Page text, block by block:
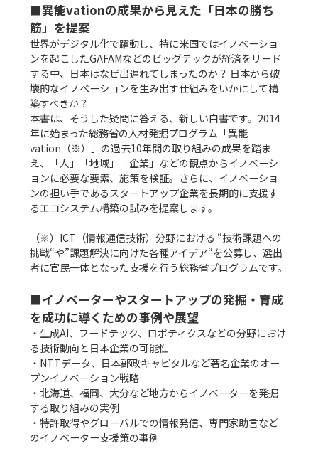
■異能vationの成果から見えた「日本の勝ち
筋」を提案
世界がデジタル化で躍動し、特に米国ではイノベーショ
ンを起こしたGAFAMなどのビッグテックが経済をリード
する中、日本はなぜ出遅れてしまったのか？ 日本から破
壊的なイノベーションを生み出す仕組みをいかにして構
築すべきか？
本書は、そうした疑問に答える、新しい白書です。2014
年に始まった総務省の人材発掘プログラム「異能
vation（※）」の過去10年間の取り組みの成果を踏ま
え、「人」「地域」「企業」などの観点からイノベーシ
ョンに必要な要素、施策を検証。さらに、イノベーショ
ンの担い手であるスタートアップ企業を長期的に支援す
るエコシステム構築の試みを提案します。
（※）ICT（情報通信技術）分野における “技術課題への
挑戦“や”課題解決に向けた各種アイデア“を公募し、選出
者に官民一体となった支援を行う総務省プログラムです。
■イノベーターやスタートアップの発掘・育成
を成功に導くための事例や展望
・生成AI、フードテック、ロボティクスなどの分野におけ
る技術動向と日本企業の可能性
・NTTデータ、日本郵政キャピタルなど著名企業のオー
プンイノベーション戦略
・北海道、福岡、大分など地方からイノベーターを発掘
する取り組みの実例
・特許取得やグローバルでの情報発信、専門家助言など
のイノベーター支援策の事例